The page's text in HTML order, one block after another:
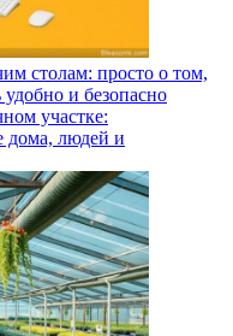
столам: просто о том,
и безопасно
участке:
дома, людей и